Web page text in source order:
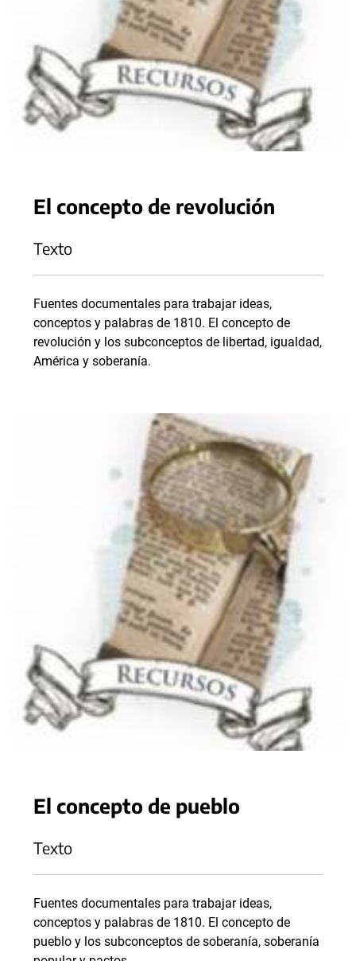
El concepto de revolución
Texto
Fuentes documentales para trabajar ideas,
conceptos y palabras de 1810. El concepto de
revolución y los subconceptos de libertad, igualdad,
América y soberanía.
El concepto de pueblo
Texto
Fuentes documentales para trabajar ideas,
conceptos y palabras de 1810. El concepto de
pueblo y los subconceptos de soberanía, soberanía